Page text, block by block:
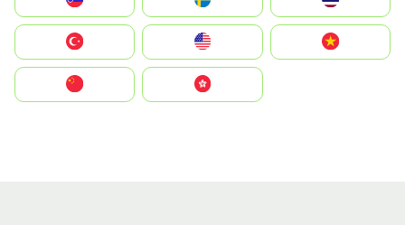
United States
中國香港特別行政區